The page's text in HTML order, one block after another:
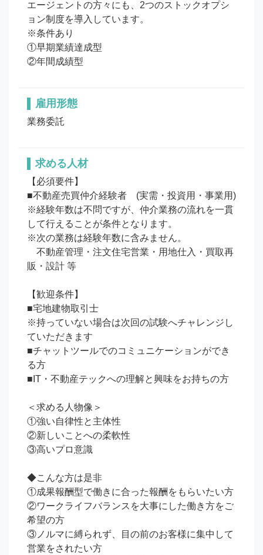
エージェントの方々にも、2つのストックオプシ
ョン制度を導入しています。
※条件あり
①早期業績達成型
②年間成績型
雇用形態
業務委託
求める人材
【必須要件】
■不動産売買仲介経験者　(実需・投資用・事業用)
※経験年数は不問ですが、仲介業務の流れを一貫
して行えることが条件となります。
※次の業務は経験年数に含みません。
不動産管理・注文住宅営業・用地仕入・買取再
販・設計 等
【歓迎条件】
■宅地建物取引士
※持っていない場合は次回の試験へチャレンジし
ていただきます
■チャットツールでのコミュニケーションができ
る方
■IT・不動産テックへの理解と興味をお持ちの方
＜求める人物像＞
①強い自律性と主体性
②新しいことへの柔軟性
③高いプロ意識
◆こんな方は是非
①成果報酬型で働きに合った報酬をもらいたい方
②ワークライフバランスを大事にした働き方をご
希望の方
③ノルマに縛られず、目の前のお客様に集中して
営業をされたい方